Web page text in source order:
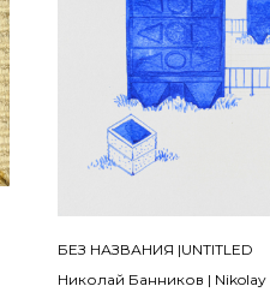
БЕЗ НАЗВАНИЯ |UNTITLED
Николай Банников | Nikolay